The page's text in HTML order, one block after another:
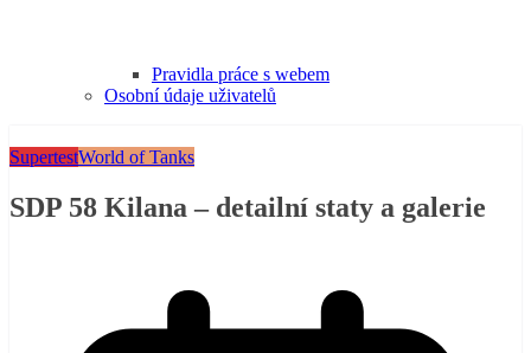
Pravidla práce s webem
Osobní údaje uživatelů
SupertestWorld of Tanks
SDP 58 Kilana – detailní staty a galerie